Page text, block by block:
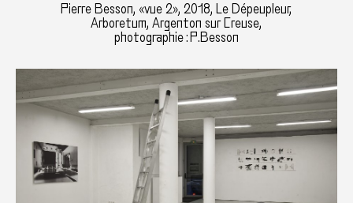
Pierre Besson, «vue 2», 2018, Le Dépeupleur,
Arboretum, Argenton sur Creuse,
photographie : P.Besson